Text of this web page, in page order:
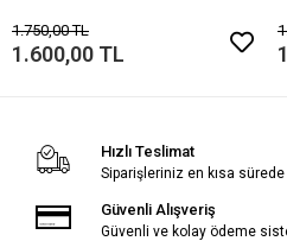
1.750,00 TL
1.600,00 TL
Hızlı Teslimat
Siparişleriniz en kısa sürede
Güvenli Alışveriş
Güvenli ve kolay ödeme